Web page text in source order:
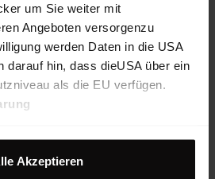
um Sie weiter mit
Angeboten versorgenzu
werden Daten in die USA
darauf hin, dass dieUSA über ein
als die EU verfügen.
Akzeptieren